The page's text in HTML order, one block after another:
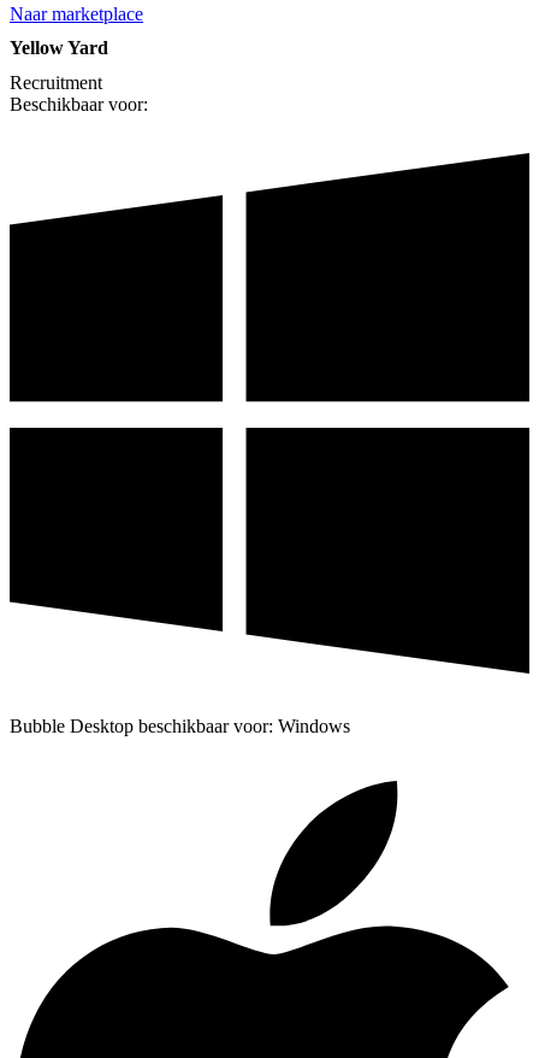
Naar marketplace
Yellow Yard
Recruitment
Beschikbaar voor:
Bubble Desktop beschikbaar voor: Windows